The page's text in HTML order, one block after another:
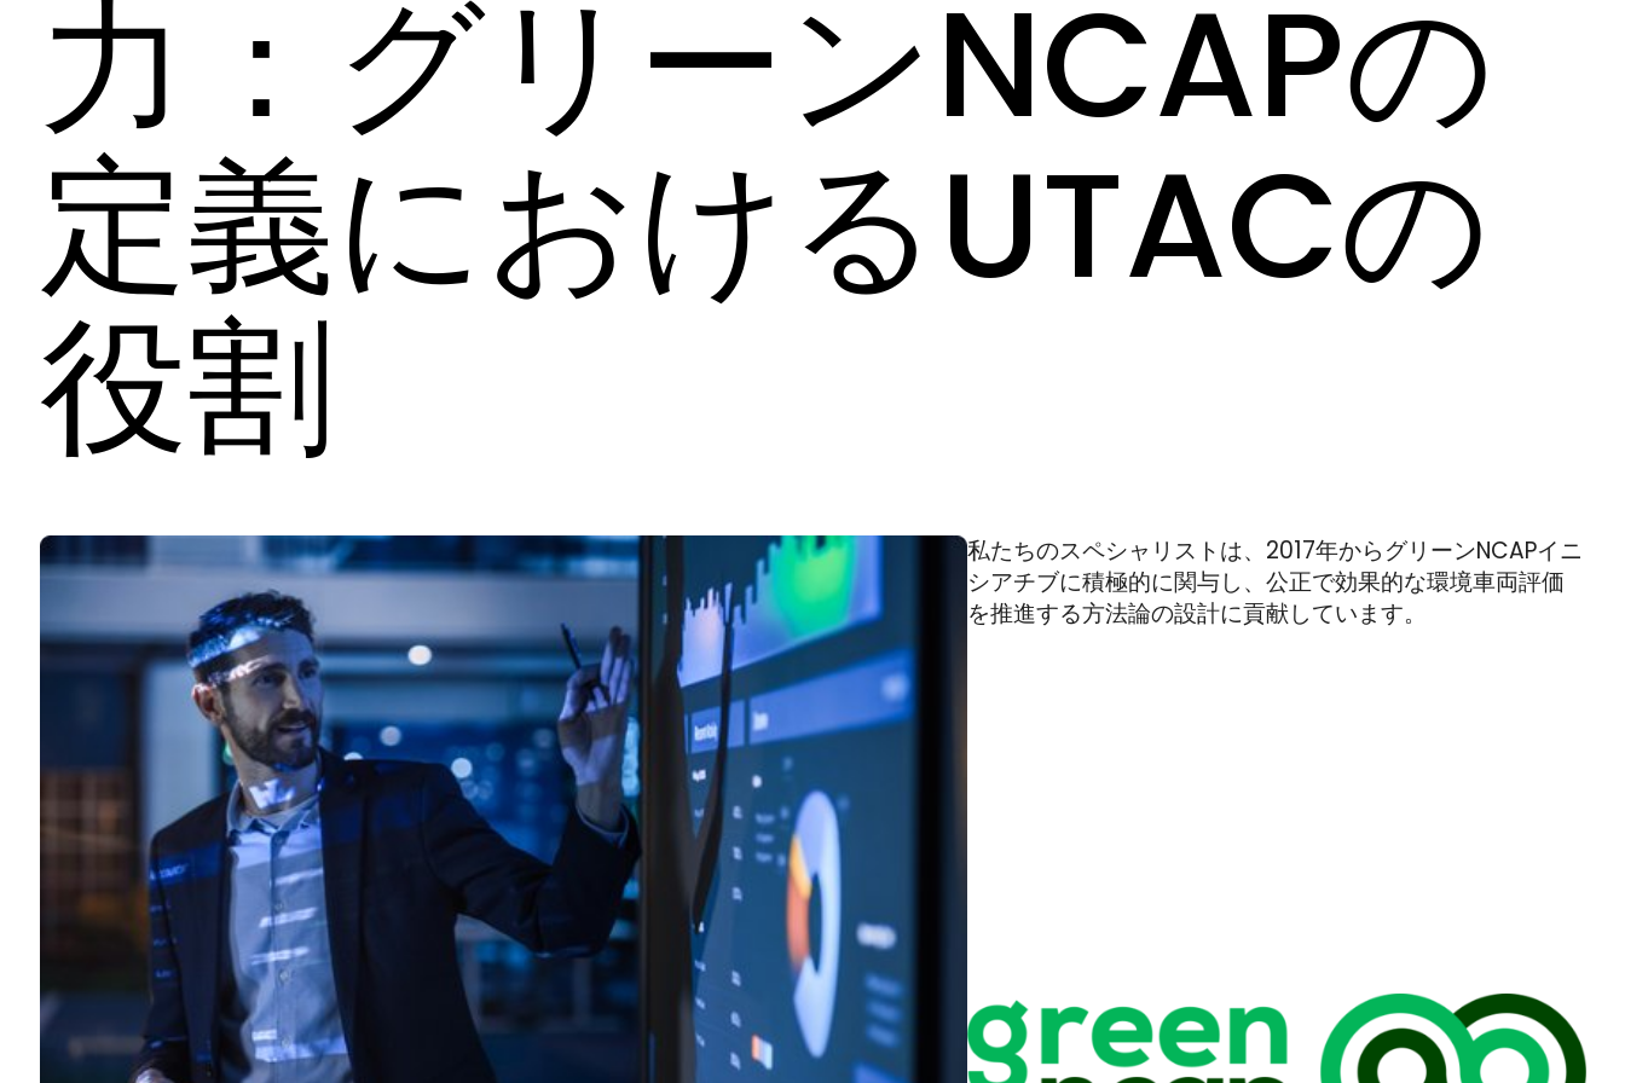
力：グリーンNCAPの
定義におけるUTACの
役割
私たちのスペシャリストは、2017年からグリーンNCAPイニ
シアチブに積極的に関与し、公正で効果的な環境車両評価
を推進する方法論の設計に貢献しています。